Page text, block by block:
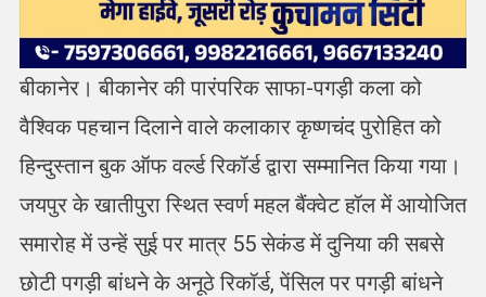
बीकानेर। बीकानेर की पारंपरिक साफा-पगड़ी कला को
वैश्विक पहचान दिलाने वाले कलाकार कृष्णचंद पुरोहित को
हिन्दुस्तान बुक ऑफ वर्ल्ड रिकॉर्ड द्वारा सम्मानित किया गया।
जयपुर के खातीपुरा स्थित स्वर्ण महल बैंक्वेट हॉल में आयोजित
समारोह में उन्हें सुई पर मात्र 55 सेकंड में दुनिया की सबसे
छोटी पगड़ी बांधने के अनूठे रिकॉर्ड, पेंसिल पर पगड़ी बांधने